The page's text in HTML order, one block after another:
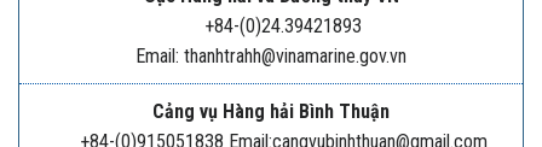
+84-(0)24.39421893
Email: thanhtrahh@vinamarine.gov.vn
Cảng vụ Hàng hải Bình Thuận
+84-(0)915051838 Email:cangvubinhthuan@gmail.com